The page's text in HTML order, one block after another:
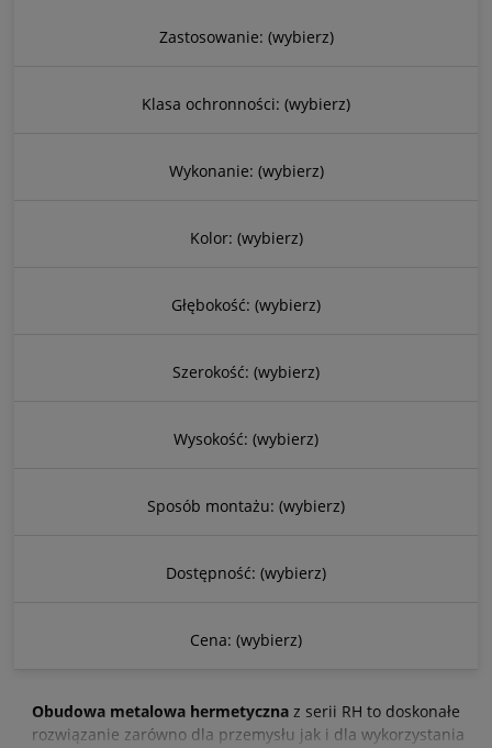
Zastosowanie: (wybierz)
Klasa ochronności: (wybierz)
Wykonanie: (wybierz)
Kolor: (wybierz)
Głębokość: (wybierz)
Szerokość: (wybierz)
Wysokość: (wybierz)
Sposób montażu: (wybierz)
Dostępność: (wybierz)
Cena: (wybierz)
Obudowa metalowa hermetyczna z serii RH to doskonałe
rozwiązanie zarówno dla przemysłu jak i dla wykorzystania